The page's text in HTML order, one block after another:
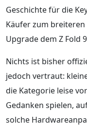
Geschichte für die
Käufer zum
Upgrade dem Z Fold
Nichts ist bisher
jedoch vertraut:
die Kategorie leise
Gedanken spielen,
solche